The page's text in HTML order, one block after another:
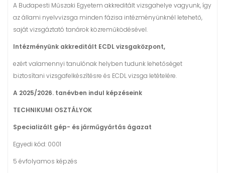
A Budapesti Műszaki Egyetem akkreditált vizsgahelye vagyunk, így
az állami nyelvvizsga minden fázisa intézményünknél letehető,
saját vizsgáztató tanárok közreműködésével.
Intézményünk akkreditált ECDL vizsgaközpont,
ezért valamennyi tanulónak helyben tudunk lehetőséget
biztosítani vizsgafelkészítésre és ECDL vizsga letételére.
A 2025/2026. tanévben indul képzéseink
TECHNIKUMI OSZTÁLYOK
Specializált gép- és járműgyártás ágazat
Egyedi kód: 0001
5 évfolyamos képzés